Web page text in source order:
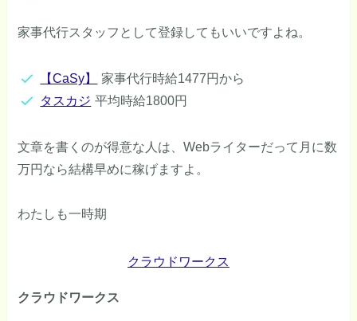
家事代行スタッフとして登録してもいいですよね。
【CaSy】
家事代行時給1477円から
タスカジ 平均時給1800円
文章を書くのが得意な人は、Webライターだって月に数
万円なら結構早めに稼げますよ。
わたしも一時期
クラウドワークス
クラウドワークス